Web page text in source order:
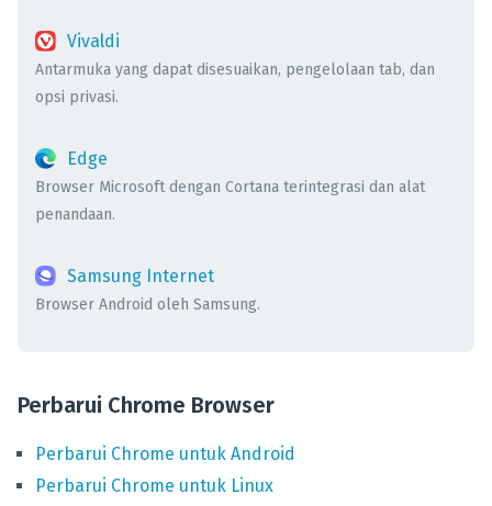
Vivaldi
Antarmuka yang dapat disesuaikan, pengelolaan tab, dan
opsi privasi.
Edge
Browser Microsoft dengan Cortana terintegrasi dan alat
penandaan.
Samsung Internet
Browser Android oleh Samsung.
Perbarui Chrome Browser
Perbarui Chrome untuk Android
Perbarui Chrome untuk Linux